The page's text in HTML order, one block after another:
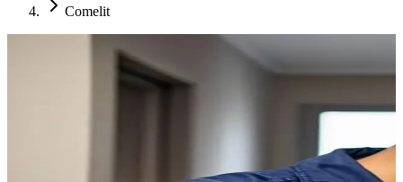
Comelit